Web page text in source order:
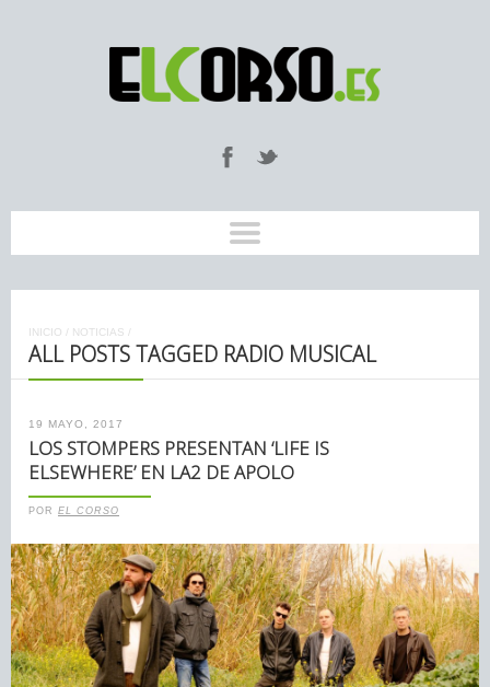
INICIO / NOTICIAS /
ALL POSTS TAGGED RADIO MUSICAL
19 MAYO, 2017
LOS STOMPERS PRESENTAN ‘LIFE IS
ELSEWHERE’ EN LA2 DE APOLO
POR EL CORSO